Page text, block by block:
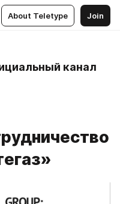
About Teletype Join
канал